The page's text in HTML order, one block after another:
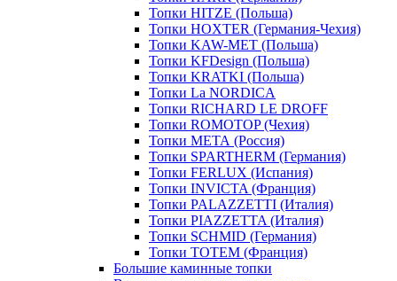
Топки HITZE (Польша)
Топки HOXTER (Германия-Чехия)
Топки KAW-MET (Польша)
Топки KFDesign (Польша)
Топки KRATKI (Польша)
Топки La NORDICA
Топки RICHARD LE DROFF
Топки ROMOTOP (Чехия)
Топки МЕТА (Россия)
Топки SPARTHERM (Германия)
Топки FERLUX (Испания)
Топки INVICTA (Франция)
Топки PALAZZETTI (Италия)
Топки PIAZZETTA (Италия)
Топки SCHMID (Германия)
Топки TOTEM (Франция)
Большие каминные топки